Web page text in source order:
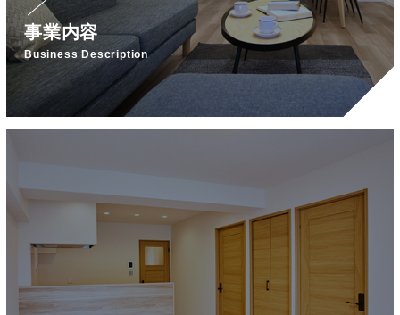
事業内容
Business Description